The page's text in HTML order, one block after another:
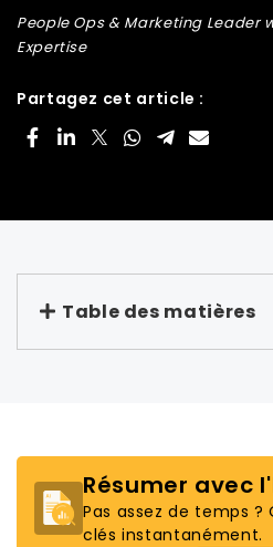
People Ops & Marketing Leader
Expertise
Partagez cet article :
Table des matières
Résumer avec
Pas assez de temps ?
clés instantanément.